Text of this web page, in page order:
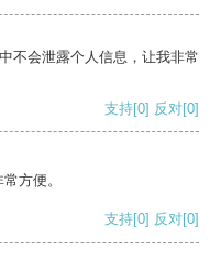
不会泄露个人信息，让我非常
支持[0] 反对[0]
方便。
支持[0] 反对[0]